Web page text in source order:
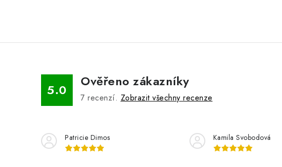
5.0
Ověřeno zákazníky
7 recenzí. Zobrazit všechny recenze
Patricie Dimos Kamila Svobodová